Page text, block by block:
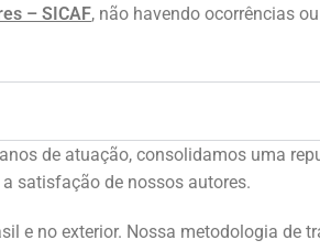
– SICAF, não havendo ocorrências
de atuação, consolidamos uma
satisfação de nossos autores.
e no exterior. Nossa metodologia de